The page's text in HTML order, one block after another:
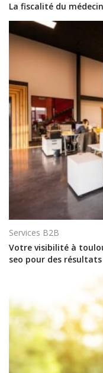
La fiscalité du médecin
Services B2B
Votre visibilité à
seo pour des